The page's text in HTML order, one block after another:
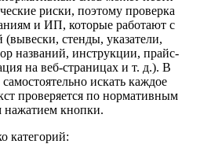
риски, поэтому проверка
и ИП, которые работают с
стенды, указатели,
названий, инструкции, прайс-
на веб-страницах и т. д.). В
искать каждое
проверяется по нормативным
нажатием кнопки.
категорий: